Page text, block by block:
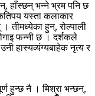
हाँस्छन् भन्ने भ्रम पनि छ
यस्ता कलाकार
तीमध्येका हुन्, रोल्पाली
फन्नी छ । दर्शकले
हास्यव्यंग्यबाहेक नृत्य र
हुन्छ नै । मिश्रा भन्छन्,